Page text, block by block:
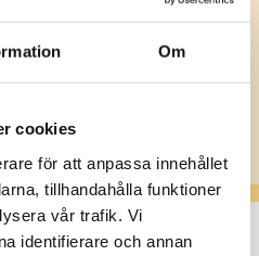
Om
cookies
för att anpassa innehållet
tillhandahålla funktioner
vår trafik. Vi
identifierare och annan
22-23